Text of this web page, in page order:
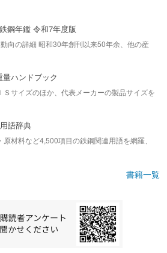
鋼年鑑 令和7年度版
向の詳細 昭和30年創刊以来50年余、他の産
ハンドブック
Ｓサイズのほか、代表メーカーの製品サイズを
語辞典
材料など4,500項目の鉄鋼関連用語を網羅、
書籍一覧